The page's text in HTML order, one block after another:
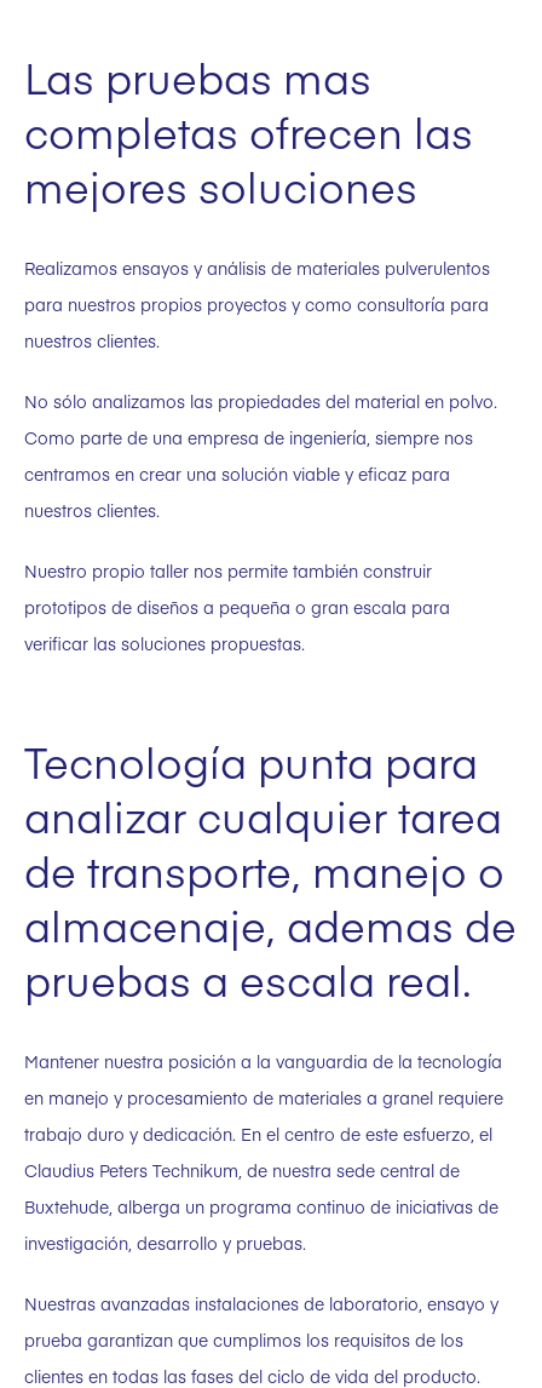
Pruebas en cámara climática
Molturabilidad
Pruebas de cizallamiento
Las pruebas mas
completas ofrecen las
mejores soluciones
Realizamos ensayos y análisis de materiales pulverulentos
para nuestros propios proyectos y como consultoría para
nuestros clientes.
No sólo analizamos las propiedades del material en polvo.
Como parte de una empresa de ingeniería, siempre nos
centramos en crear una solución viable y eficaz para
nuestros clientes.
Nuestro propio taller nos permite también construir
prototipos de diseños a pequeña o gran escala para
verificar las soluciones propuestas.
Tecnología punta para
analizar cualquier tarea
de transporte, manejo o
almacenaje, ademas de
pruebas a escala real.
Mantener nuestra posición a la vanguardia de la tecnología
en manejo y procesamiento de materiales a granel requiere
trabajo duro y dedicación. En el centro de este esfuerzo, el
Claudius Peters Technikum, de nuestra sede central de
Buxtehude, alberga un programa continuo de iniciativas de
investigación, desarrollo y pruebas.
Nuestras avanzadas instalaciones de laboratorio, ensayo y
prueba garantizan que cumplimos los requisitos de los
clientes en todas las fases del ciclo de vida del producto.